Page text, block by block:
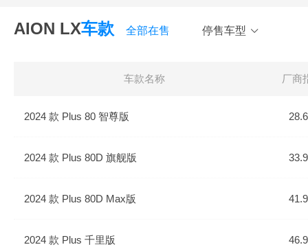
AION LX车款 全部在售 停售车型
车款名称 厂商
2024 款 Plus 80 智尊版
2024 款 Plus 80D 旗舰版
2024 款 Plus 80D Max版
2024 款 Plus 千里版